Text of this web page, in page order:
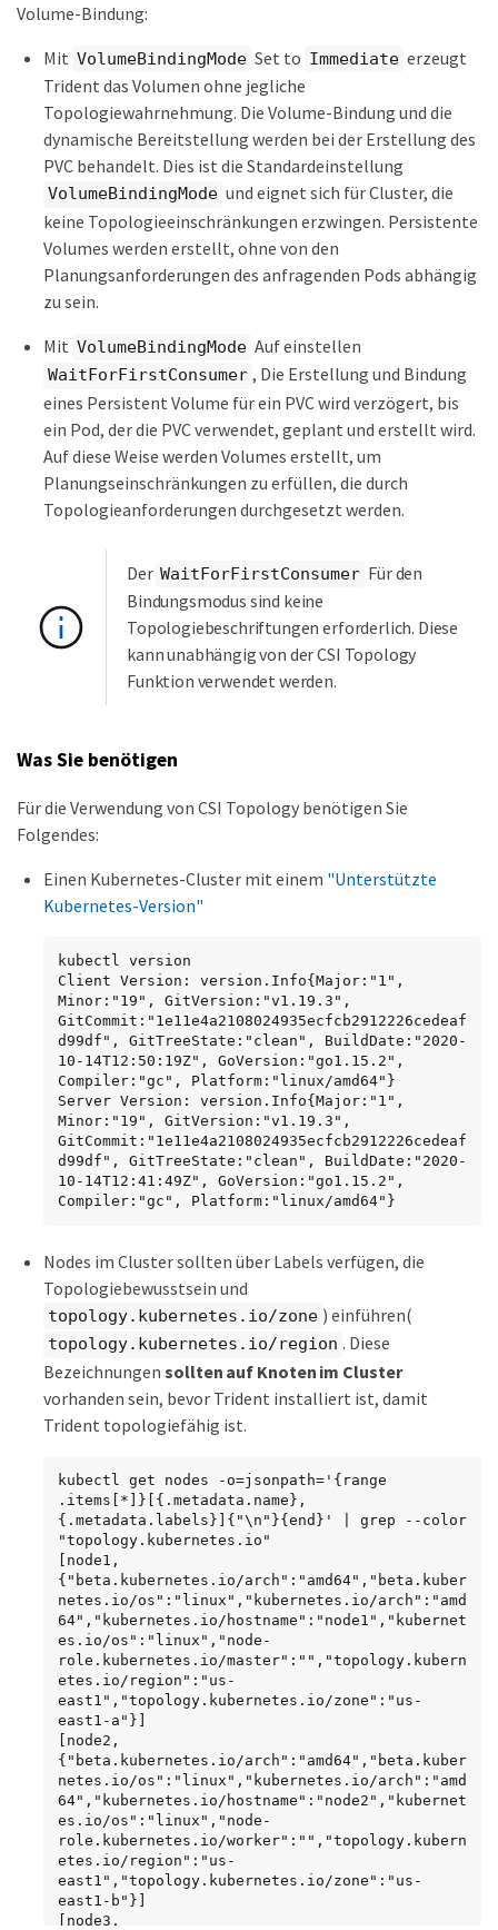
Volume-Bindung:
Mit VolumeBindingMode Set to Immediate erzeugt
Trident das Volumen ohne jegliche
Topologiewahrnehmung. Die Volume-Bindung und die
dynamische Bereitstellung werden bei der Erstellung des
PVC behandelt. Dies ist die Standardeinstellung
VolumeBindingMode und eignet sich für Cluster, die
keine Topologieeinschränkungen erzwingen. Persistente
Volumes werden erstellt, ohne von den
Planungsanforderungen des anfragenden Pods abhängig
zu sein.
Mit VolumeBindingMode Auf einstellen
WaitForFirstConsumer , Die Erstellung und Bindung
eines Persistent Volume für ein PVC wird verzögert, bis
ein Pod, der die PVC verwendet, geplant und erstellt wird.
Auf diese Weise werden Volumes erstellt, um
Planungseinschränkungen zu erfüllen, die durch
Topologieanforderungen durchgesetzt werden.
Der WaitForFirstConsumer Für den
Bindungsmodus sind keine
Topologiebeschriftungen erforderlich. Diese
kann unabhängig von der CSI Topology
Funktion verwendet werden.
Was Sie benötigen
Für die Verwendung von CSI Topology benötigen Sie
Folgendes:
Einen Kubernetes-Cluster mit einem "Unterstützte
Kubernetes-Version"
kubectl version
Client Version: version.Info{Major:"1",
Minor:"19", GitVersion:"v1.19.3",
GitCommit:"1e11e4a2108024935ecfcb2912226cedeaf
d99df", GitTreeState:"clean", BuildDate:"2020-
10-14T12:50:19Z", GoVersion:"go1.15.2",
Compiler:"gc", Platform:"linux/amd64"}
Server Version: version.Info{Major:"1",
Minor:"19", GitVersion:"v1.19.3",
GitCommit:"1e11e4a2108024935ecfcb2912226cedeaf
d99df", GitTreeState:"clean", BuildDate:"2020-
10-14T12:41:49Z", GoVersion:"go1.15.2",
Compiler:"gc", Platform:"linux/amd64"}
Nodes im Cluster sollten über Labels verfügen, die
Topologiebewusstsein und
topology.kubernetes.io/zone ) einführen(
topology.kubernetes.io/region . Diese
Bezeichnungen sollten auf Knoten im Cluster
vorhanden sein, bevor Trident installiert ist, damit
Trident topologiefähig ist.
kubectl get nodes -o=jsonpath='{range
.items[*]}[{.metadata.name},
{.metadata.labels}]{"\n"}{end}' | grep --color
"topology.kubernetes.io"
[node1,
{"beta.kubernetes.io/arch":"amd64","beta.kuber
netes.io/os":"linux","kubernetes.io/arch":"amd
64","kubernetes.io/hostname":"node1","kubernet
es.io/os":"linux","node-
role.kubernetes.io/master":"","topology.kubern
etes.io/region":"us-
east1","topology.kubernetes.io/zone":"us-
east1-a"}]
[node2,
{"beta.kubernetes.io/arch":"amd64","beta.kuber
netes.io/os":"linux","kubernetes.io/arch":"amd
64","kubernetes.io/hostname":"node2","kubernet
es.io/os":"linux","node-
role.kubernetes.io/worker":"","topology.kubern
etes.io/region":"us-
east1","topology.kubernetes.io/zone":"us-
east1-b"}]
[node3,